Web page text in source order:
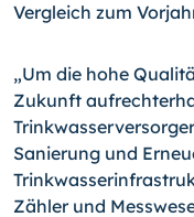
Vergleich zum
„Um die hohe
Zukunft
Sanierung und
Zähler und